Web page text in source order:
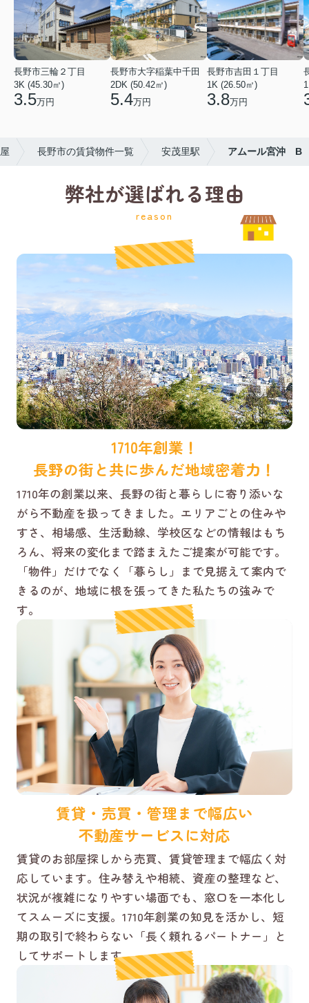
長野市三輪２丁目
3K (45.30㎡)
3.5万円
長野市大字稲葉中千田
2DK (50.42㎡)
5.4万円
長野市吉田１丁目
1K (26.50㎡)
3.8万円
長野市の賃貸物件一覧 安茂里駅 アムール宮沖 B
弊社が選ばれる理由
reason
1710年創業！
長野の街と共に歩んだ地域密着力！
1710年の創業以来、長野の街と暮らしに寄り添いな
がら不動産を扱ってきました。エリアごとの住みや
すさ、相場感、生活動線、学校区などの情報はもち
ろん、将来の変化まで踏まえたご提案が可能です。
「物件」だけでなく「暮らし」まで見据えて案内で
きるのが、地域に根を張ってきた私たちの強みで
す。
賃貸・売買・管理まで幅広い
不動産サービスに対応
賃貸のお部屋探しから売買、賃貸管理まで幅広く対
応しています。住み替えや相続、資産の整理など、
状況が複雑になりやすい場面でも、窓口を一本化し
てスムーズに支援。1710年創業の知見を活かし、短
期の取引で終わらない「長く頼れるパートナー」と
してサポートします。